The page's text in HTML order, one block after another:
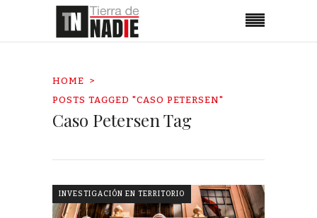
HOME
POSTS TAGGED "CASO PETERSEN"
Caso Petersen Tag
INVESTIGACIÓN EN TERRITORIO